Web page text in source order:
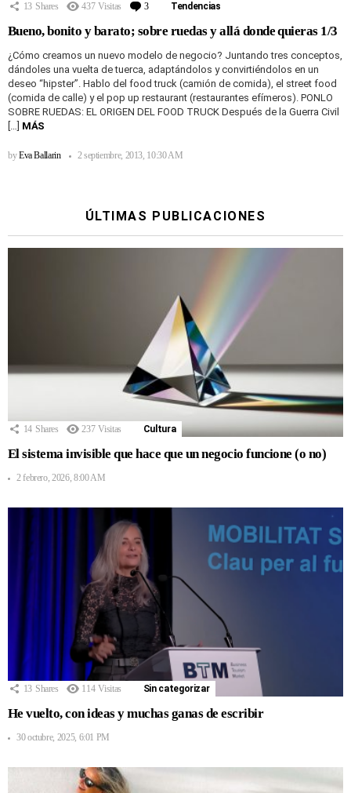
13 Shares 437 Visitas 3 Comentarios
Tendencias
Bueno, bonito y barato; sobre ruedas y allá donde quieras 1/3
¿Cómo creamos un nuevo modelo de negocio? Juntando tres conceptos,
dándoles una vuelta de tuerca, adaptándolos y convirtiéndolos en un
deseo “hipster”. Hablo del food truck (camión de comida), el street food
(comida de calle) y el pop up restaurant (restaurantes efímeros). PONLO
SOBRE RUEDAS: EL ORIGEN DEL FOOD TRUCK Después de la Guerra Civil
[…] MÁS
byEva Ballarin 2 septiembre, 2013, 10:30 AM
ÚLTIMAS PUBLICACIONES
14 Shares 237 Visitas Cultura
El sistema invisible que hace que un negocio funcione (o no)
2 febrero, 2026, 8:00 AM
13 Shares 114 Visitas Sin categorizar
He vuelto, con ideas y muchas ganas de escribir
30 octubre, 2025, 6:01 PM